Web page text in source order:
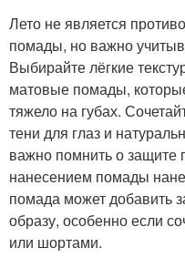
Лето не является
помады, но важно
Выбирайте лёгкие
матовые помады,
тяжело на губах.
тени для глаз и
важно помнить о защите
нанесением помады
помада может добавить
образу, особенно если
или шортами.